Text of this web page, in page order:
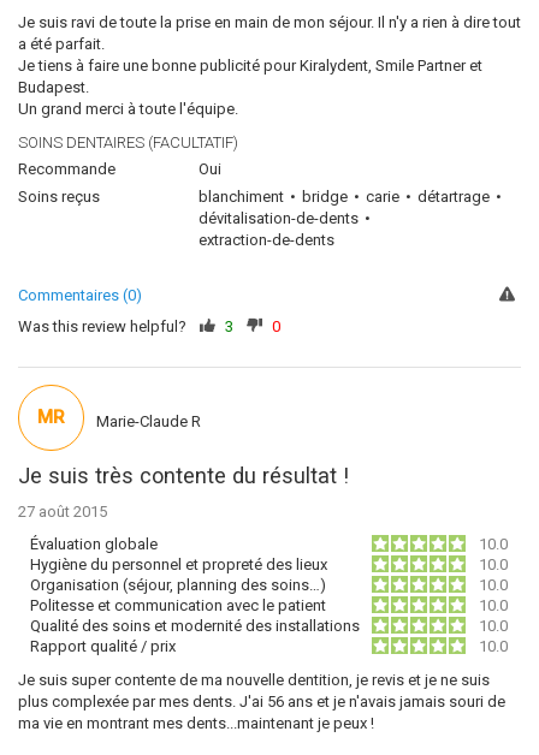
Je suis ravi de toute la prise en main de mon séjour. Il n'y a rien à dire tout
a été parfait.
Je tiens à faire une bonne publicité pour Kiralydent, Smile Partner et
Budapest.
Un grand merci à toute l'équipe.
SOINS DENTAIRES (FACULTATIF)
Recommande
Oui
Soins reçus
blanchiment bridge carie
détartrage
dévitalisation-de-dents
extraction-de-dents
Commentaires (0)
Was this review helpful?
3 0
Je suis très contente du résultat !
27 août 2015
Évaluation globale
10.0
Hygiène du personnel et propreté des lieux
10.0
Organisation (séjour, planning des soins…)
10.0
Politesse et communication avec le patient
10.0
Qualité des soins et modernité des installations
10.0
Rapport qualité / prix
10.0
Je suis super contente de ma nouvelle dentition, je revis et je ne suis
plus complexée par mes dents. J'ai 56 ans et je n'avais jamais souri de
ma vie en montrant mes dents...maintenant je peux !
MR Marie-Claude R